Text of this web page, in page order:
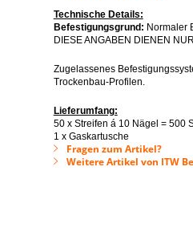
Technische Details:
Befestigungsgrund: Normaler
DIESE ANGABEN DIENEN
Zugelassenes
Trockenbau-Profilen.
Lieferumfang:
50 x Streifen á 10 Nägel = 500
1 x Gaskartusche
Fragen zum Artikel?
Weitere Artikel von ITW